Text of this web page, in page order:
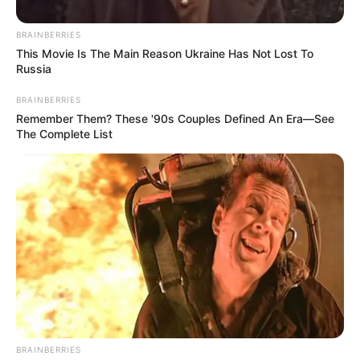
Cortes de luz en Bogotá
Antonio Nariño
En la localidad de Antonio Nariño, los trabajos afectarán
BRAINBERRIES
This Movie Is The Main Reason Ukraine Has Not Lost To
Russia
BRAINBERRIES
Remember Them? These '90s Couples Defined An Era—See
The Complete List
BRAINBERRIES